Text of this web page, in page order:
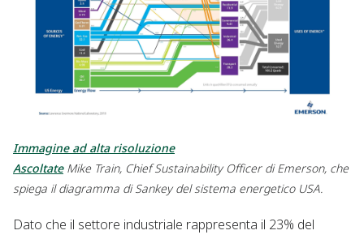
Immagine ad alta risoluzione
AscoltateMike Train, Chief Sustainability Officer di Emerson, che
spiega il diagramma di Sankey del sistema energetico USA.
Dato che il settore industriale rappresenta il 23% del